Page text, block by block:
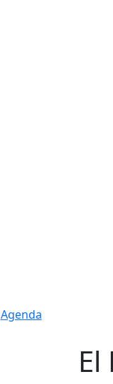
Agenda